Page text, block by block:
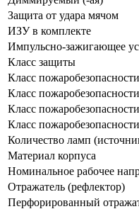
Защита от удара мячом
ИЗУ в комплекте
Импульсно-зажигающее
Класс защиты
Класс
Класс
Класс
Класс
Количество ламп
Материал корпуса
Номинальное рабочее
Отражатель (рефлектор)
Перфорированный